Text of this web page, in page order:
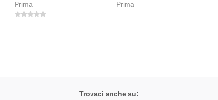
Prima
Prima
Trovaci anche su: